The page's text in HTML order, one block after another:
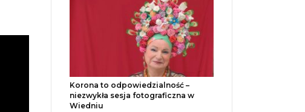
Korona to odpowiedzialność –
niezwykła sesja fotograficzna w
Wiedniu